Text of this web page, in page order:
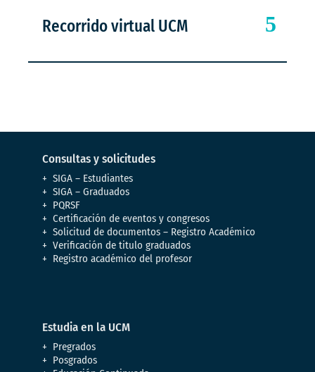
Recorrido virtual UCM
Consultas y solicitudes
SIGA – Estudiantes
SIGA – Graduados
PQRSF
Certificación de eventos y congresos
Solicitud de documentos – Registro Académico
Verificación de titulo graduados
Registro académico del profesor
Estudia en la UCM
Pregrados
Posgrados